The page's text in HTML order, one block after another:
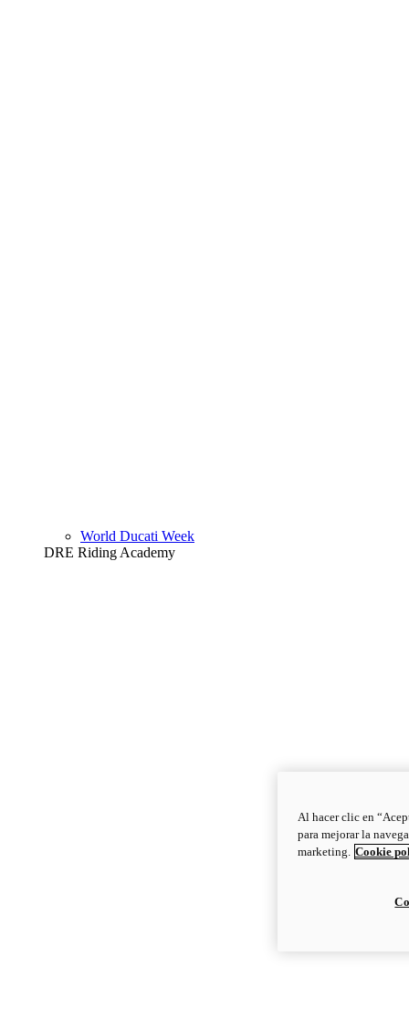
World Ducati Week
DRE Riding Academy
Al hacer clic en
para mejorar la
marketing. Cookie